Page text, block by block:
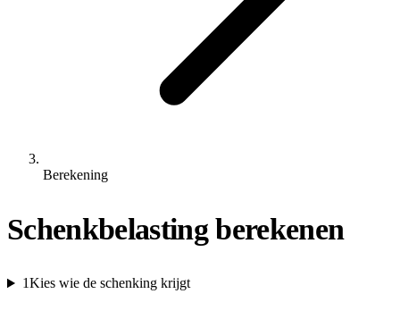
Berekening
Schenkbelasting berekenen
1Kies wie de schenking krijgt